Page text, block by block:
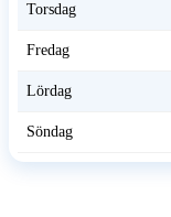
Torsdag
Fredag
Lördag
Söndag